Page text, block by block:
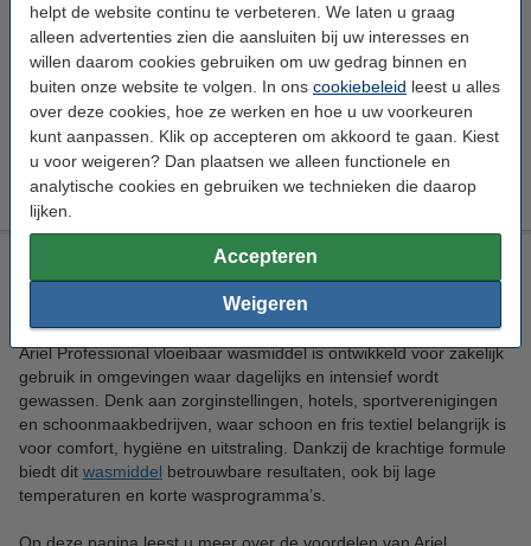
helpt de website continu te verbeteren. We laten u graag
alleen advertenties zien die aansluiten bij uw interesses en
willen daarom cookies gebruiken om uw gedrag binnen en
buiten onze website te volgen. In ons cookiebeleid leest u alles
over deze cookies, hoe ze werken en hoe u uw voorkeuren
kunt aanpassen. Klik op accepteren om akkoord te gaan. Kiest
u voor weigeren? Dan plaatsen we alleen functionele en
analytische cookies en gebruiken we technieken die daarop
lijken.
Accepteren
Weigeren
Per Wasbeurt € 0,283
€ 16,99 Bestellen
2 flessen - 120 wasbeurten
€ 31,99
Ariel Professional vloeibaar wasmiddel voor
professioneel gebruik
Ariel Professional vloeibaar wasmiddel is ontwikkeld voor zakelijk
gebruik in omgevingen waar dagelijks en intensief wordt
gewassen. Denk aan zorginstellingen, hotels, sportverenigingen
en schoonmaakbedrijven, waar schoon en fris textiel belangrijk is
voor comfort, hygiëne en uitstraling. Dankzij de krachtige formule
biedt dit wasmiddel betrouwbare resultaten, ook bij lage
temperaturen en korte wasprogramma’s.